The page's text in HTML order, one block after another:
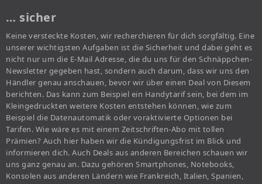
… sicher
Keine versteckte Kosten, wir recherchieren für dich sorgfältig. Eine
unserer wichtigsten Aufgaben ist die Sicherheit und dabei geht es
nicht nur um die E-Mail Adresse, die du uns für den Schnäppchen-
Newsletter gegeben hast, sondern auch darum, dass wir uns den
Händler genau anschauen, bevor wir über einen Deal von Diesem
berichten. Das kann zum Beispiel ein Handytarif sein, bei dem im
Kleingedruckten weitere Kosten entstehen können, wie zum
Beispiel die Datenautomatik oder voraktivierte Optionen bei
Tarifen. Wie wäre es mit einem Zeitschriften-Abo mit tollen
Prämien? Auch hier haben wir die Kündigungsfrist im Blick und
informieren dich. Auch Deals aus anderen Bereichen schauen wir
uns ganz genau an. Dazu gehören Smartphones, Notebooks,
Konsolen aus anderen Ländern wie Frankreich, Italien, Spanien,